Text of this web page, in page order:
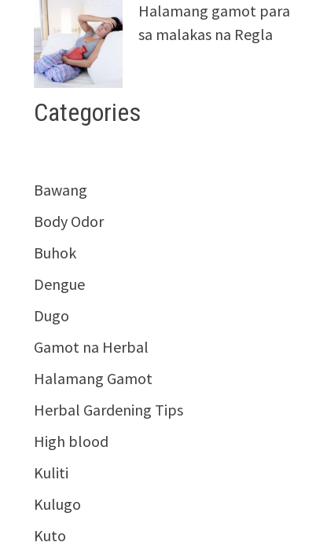
Halamang gamot para
sa malakas na Regla
Categories
Bawang
Body Odor
Buhok
Dengue
Dugo
Gamot na Herbal
Halamang Gamot
Herbal Gardening Tips
High blood
Kuliti
Kulugo
Kuto